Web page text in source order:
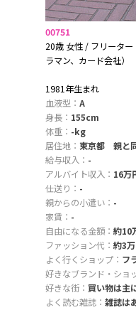
00751
20歳 女性 / フリーター
ラマン、カード会社）
1981年生まれ
血液型： A
身長： 155cm
体重： -kg
居住地： 東京都 親と
給与収入： -
アルバイト収入： 16万
仕送り： -
親からの小遣い： -
家賃： -
自由になる金額： 約10
ファッション代： 約3
よく行くショップ： フ
好きなブランド・ショ
好きな街： 買い物は主
よく読む雑誌： 雑誌は